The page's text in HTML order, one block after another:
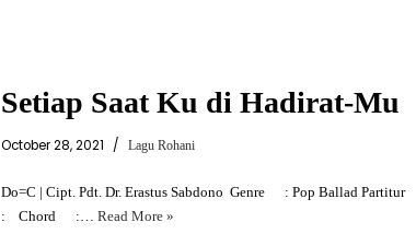
Setiap Saat Ku di Hadirat-Mu
October 28, 2021 Lagu Rohani
Do=C | Cipt. Pdt. Dr. Erastus Sabdono Genre : Pop Ballad Partitur
: Chord :… Read More »